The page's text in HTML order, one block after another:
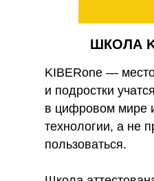
ШКОЛА
KIBERone —
и подростки
в цифровом мире
технологии, а не
пользоваться.